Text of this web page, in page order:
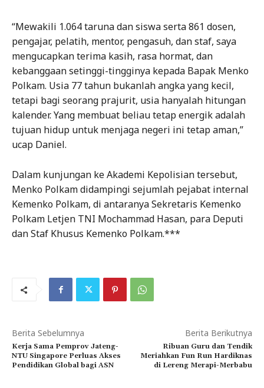
“Mewakili 1.064 taruna dan siswa serta 861 dosen,
pengajar, pelatih, mentor, pengasuh, dan staf, saya
mengucapkan terima kasih, rasa hormat, dan
kebanggaan setinggi-tingginya kepada Bapak Menko
Polkam. Usia 77 tahun bukanlah angka yang kecil,
tetapi bagi seorang prajurit, usia hanyalah hitungan
kalender. Yang membuat beliau tetap energik adalah
tujuan hidup untuk menjaga negeri ini tetap aman,”
ucap Daniel.
Dalam kunjungan ke Akademi Kepolisian tersebut,
Menko Polkam didampingi sejumlah pejabat internal
Kemenko Polkam, di antaranya Sekretaris Kemenko
Polkam Letjen TNI Mochammad Hasan, para Deputi
dan Staf Khusus Kemenko Polkam.***
Berita Sebelumnya
Kerja Sama Pemprov Jateng-
NTU Singapore Perluas Akses
Pendidikan Global bagi ASN
Berita Berikutnya
Ribuan Guru dan Tendik
Meriahkan Fun Run Hardiknas
di Lereng Merapi-Merbabu